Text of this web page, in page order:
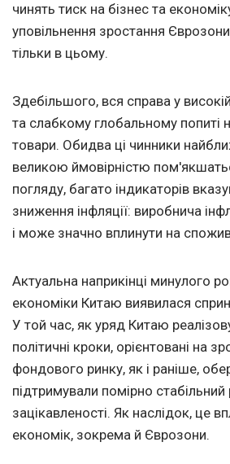
чинять тиск на бізнес та
уповільнення зростання
тільки в цьому.
Здебільшого, вся справа у високій
та слабкому глобальному попиті
товари. Обидва ці чинники
великою ймовірністю
погляду, багато індикаторів
зниження інфляції: виробнича
і може значно вплинути на
Актуальна наприкінці минулого
економіки Китаю виявилася
У той час, як уряд Китаю
політичні кроки, орієнтовані на
фондового ринку, як і раніше,
підтримували помірно стабільний
зацікавленості. Як наслідок, це
економік, зокрема й Єврозони.